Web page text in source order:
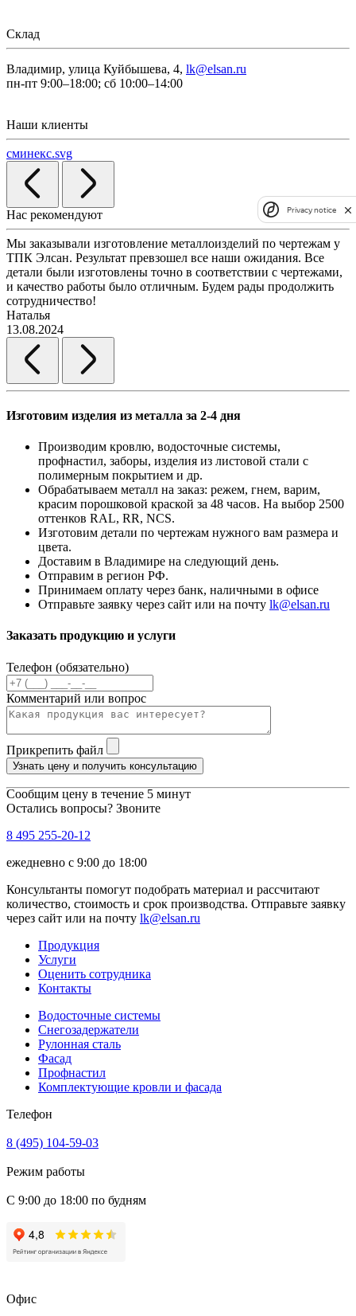
Склад
Владимир, улица Куйбышева, 4, lk@elsan.ru
пн-пт 9:00–18:00; сб 10:00–14:00
Наши клиенты
сминекс.svg
Нас рекомендуют
Мы заказывали изготовление металлоизделий по чертежам у
ТПК Элсан. Результат превзошел все наши ожидания. Все
детали были изготовлены точно в соответствии с чертежами,
и качество работы было отличным. Будем рады продолжить
сотрудничество!
Наталья
13.08.2024
Изготовим изделия из металла за 2-4 дня
Производим кровлю, водосточные системы,
профнастил, заборы, изделия из листовой стали с
полимерным покрытием и др.
Обрабатываем металл на заказ: режем, гнем, варим,
красим порошковой краской за 48 часов. На выбор 2500
оттенков RAL, RR, NCS.
Изготовим детали по чертежам нужного вам размера и
цвета.
Доставим в Владимире на следующий день.
Отправим в регион РФ.
Принимаем оплату через банк, наличными в офисе
Отправьте заявку через сайт или на почту lk@elsan.ru
Заказать продукцию и услуги
Телефон (обязательно)
Комментарий или вопрос
Прикрепить файл
Узнать цену и получить консультацию
Сообщим цену в течение 5 минут
Остались вопросы? Звоните
8 495 255-20-12
ежедневно с 9:00 до 18:00
Консультанты помогут подобрать материал и рассчитают
количество, стоимость и срок производства. Отправьте заявку
через сайт или на почту lk@elsan.ru
Продукция
Услуги
Оценить сотрудника
Контакты
Водосточные системы
Снегозадержатели
Рулонная сталь
Фасад
Профнастил
Комплектующие кровли и фасада
Телефон
8 (495) 104-59-03
Режим работы
С 9:00 до 18:00 по будням
Офис
Privacy notice